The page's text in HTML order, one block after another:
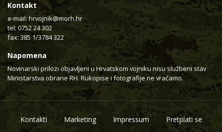
Kontakt
e-mail: hrvojnik@morh.hr
tel: 0752 24 302
fax: 385 1/3784 322
Napomena
Novinarski prilozi objavljeni u Hrvatskom vojniku nisu službeni stav
Ministarstva obrane RH. Rukopise i fotografije ne vraćamo.
Kontakti Marketing Impressum
Pretplati se